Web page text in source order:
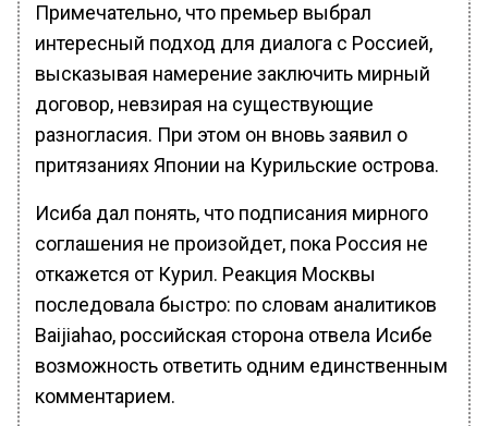
Примечательно, что премьер выбрал
интересный подход для диалога с Россией,
высказывая намерение заключить мирный
договор, невзирая на существующие
разногласия. При этом он вновь заявил о
притязаниях Японии на Курильские острова.
Исиба дал понять, что подписания мирного
соглашения не произойдет, пока Россия не
откажется от Курил. Реакция Москвы
последовала быстро: по словам аналитиков
Baijiahao, российская сторона отвела Исибе
возможность ответить одним единственным
комментарием.